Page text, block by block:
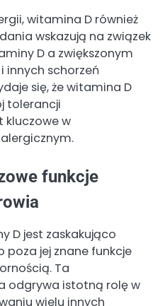
witamina D również
wskazują na związek
D a zwiększonym
innych schorzeń
się, że witamina D
tolerancji
kluczowe w
funkcje
D jest zaskakująco
poza jej znane funkcje
Ta
odgrywa istotną rolę w
wielu innych